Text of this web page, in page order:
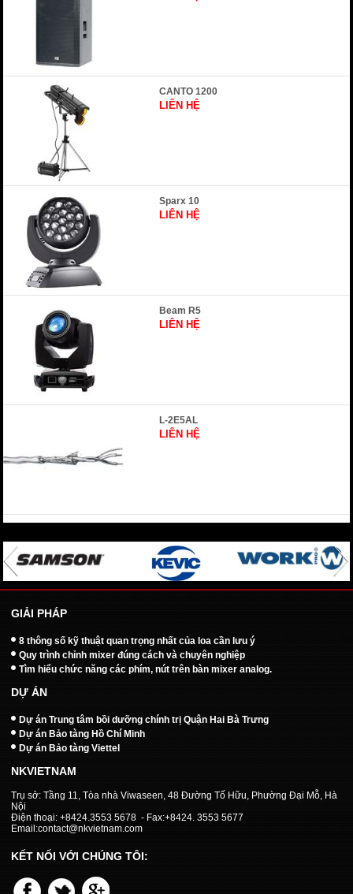
CANTO 1200
LIÊN HỆ
Sparx 10
LIÊN HỆ
Beam R5
LIÊN HỆ
L-2E5AL
LIÊN HỆ
GIẢI PHÁP
8 thông số kỹ thuật quan trọng nhất của loa cần lưu ý
Quy trình chỉnh mixer đúng cách và chuyên nghiệp
Tìm hiểu chức năng các phím, nút trên bàn mixer analog.
DỰ ÁN
Dự án Trung tâm bồi dưỡng chính trị Quận Hai Bà Trưng
Dự án Bảo tàng Hồ Chí Minh
Dự án Bảo tàng Viettel
NKVIETNAM
Trụ sở: Tầng 11, Tòa nhà Viwaseen, 48 Đường Tố Hữu, Phường Đại Mỗ, Hà
Nội
Điện thoại: +8424.3553 5678 - Fax:+8424. 3553 5677
Email:contact@nkvietnam.com
KẾT NỐI VỚI CHÚNG TÔI: